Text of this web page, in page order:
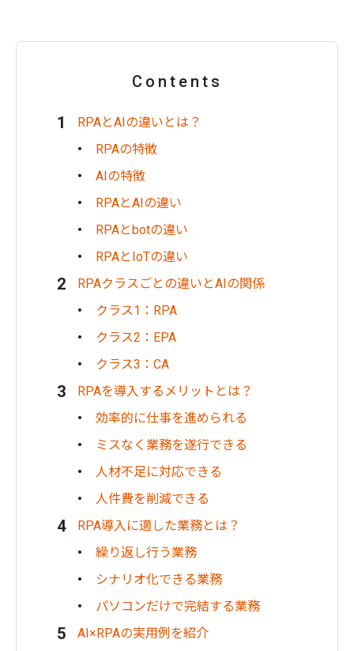
Contents
RPAとAIの違いとは？
RPAの特徴
AIの特徴
RPAとAIの違い
RPAとbotの違い
RPAとIoTの違い
RPAクラスごとの違いとAIの関係
クラス1：RPA
クラス2：EPA
クラス3：CA
RPAを導入するメリットとは？
効率的に仕事を進められる
ミスなく業務を遂行できる
人材不足に対応できる
人件費を削減できる
RPA導入に適した業務とは？
繰り返し行う業務
シナリオ化できる業務
パソコンだけで完結する業務
AI×RPAの実用例を紹介